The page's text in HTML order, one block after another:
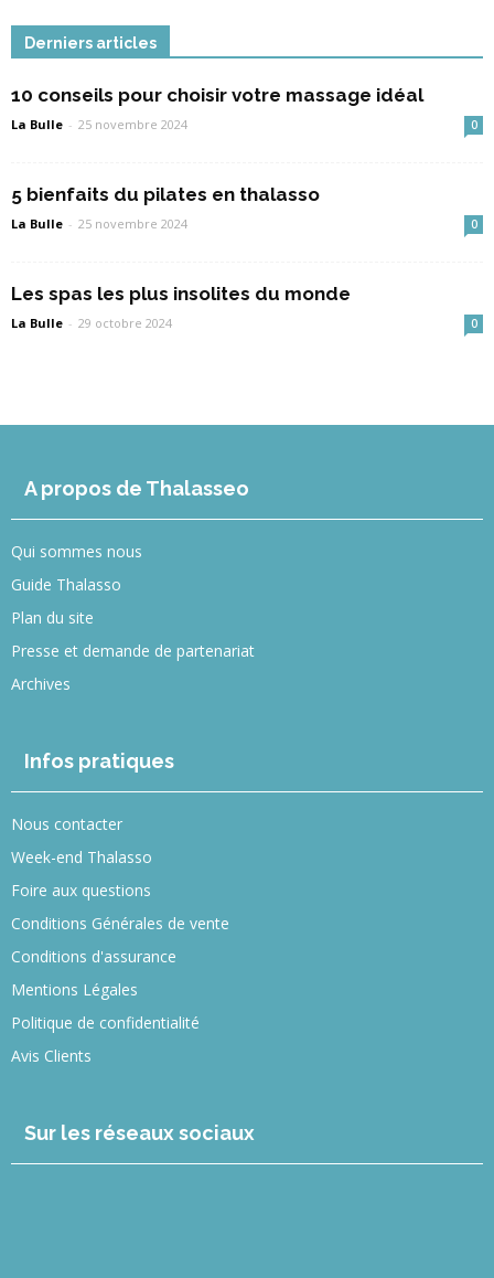
Derniers articles
10 conseils pour choisir votre massage idéal
La Bulle - 25 novembre 2024 0
5 bienfaits du pilates en thalasso
La Bulle - 25 novembre 2024 0
Les spas les plus insolites du monde
La Bulle - 29 octobre 2024 0
A propos de Thalasseo
Qui sommes nous
Guide Thalasso
Plan du site
Presse et demande de partenariat
Archives
Infos pratiques
Nous contacter
Week-end Thalasso
Foire aux questions
Conditions Générales de vente
Conditions d'assurance
Mentions Légales
Politique de confidentialité
Avis Clients
Sur les réseaux sociaux